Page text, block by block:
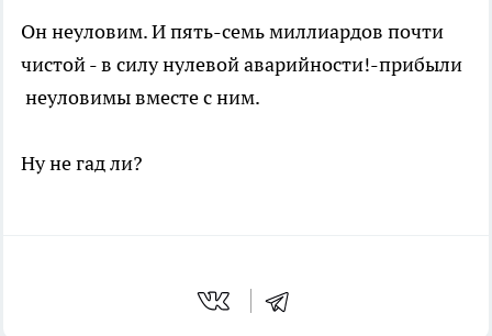
Он неуловим. И пять-семь миллиардов почти
чистой - в силу нулевой аварийности!-прибыли
неуловимы вместе с ним.
Ну не гад ли?